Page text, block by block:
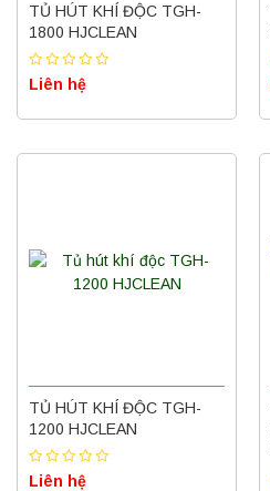
TỦ HÚT KHÍ ĐỘC TGH-
1800 HJCLEAN
Liên hệ
TỦ HÚT KHÍ ĐỘC TGH-
1200 HJCLEAN
Liên hệ